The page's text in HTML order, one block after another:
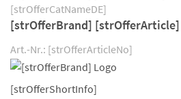
[strOfferCatNameDE]
[strOfferBrand] [strOfferArticle]
Art.-Nr.: [strOfferArticleNo]
[strOfferShortInfo]